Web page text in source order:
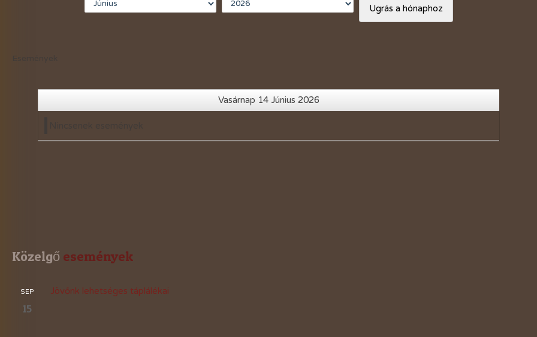
Ugrás a hónaphoz
Vasárnap 14 Június 2026
Közelgő események
SEP
15
Jövőnk lehetséges táplálékai